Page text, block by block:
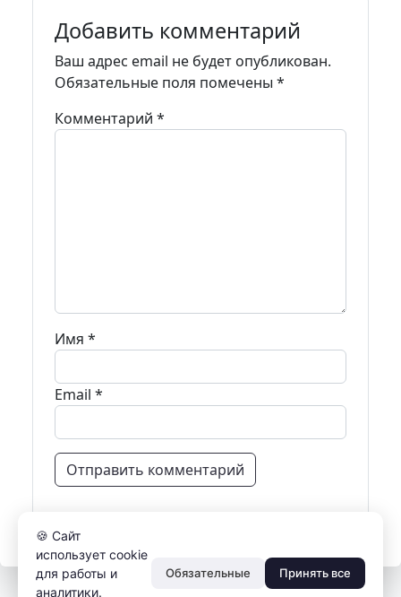
Добавить комментарий
Ваш адрес email не будет опубликован.
Обязательные поля помечены *
Комментарий *
Имя *
Email *
🍪 Сайт
использует cookie
для работы и
аналитики.
Обязательные Принять все